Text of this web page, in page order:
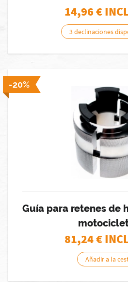
14,96€
3 declinaciones
-20%
Guía para retenes de
81,24€
Añadir a la